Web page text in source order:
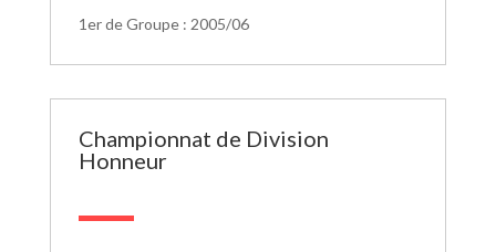
1er de Groupe : 2005/06
Championnat de Division
Honneur